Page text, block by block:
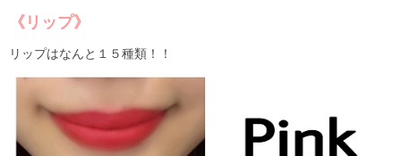
《リップ》
リップはなんと１５種類！！